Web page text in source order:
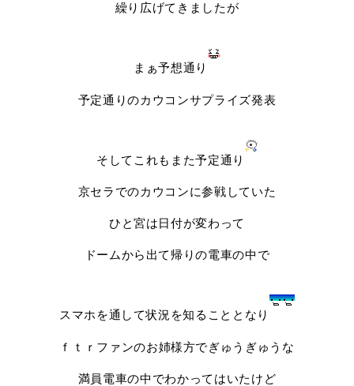
繰り広げてきましたが
まぁ予想通り
予定通りのカウコンサプライズ発表
そしてこれもまた予定通り
京セラでのカウコンに参戦していた
ひと宮は日付が変わって
ドームから出て帰りの電車の中で
スマホを通して状況を知ることとなり
ｆｔｒファンのお姉様方でぎゅうぎゅうな
満員電車の中でわかってはいたけど